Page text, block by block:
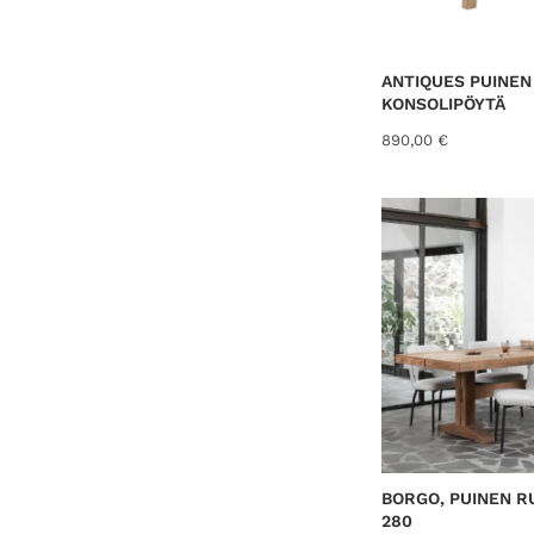
ANTIQUES
KONSOLIPÖYTÄ
890,00 €
BORGO, PUINEN
280